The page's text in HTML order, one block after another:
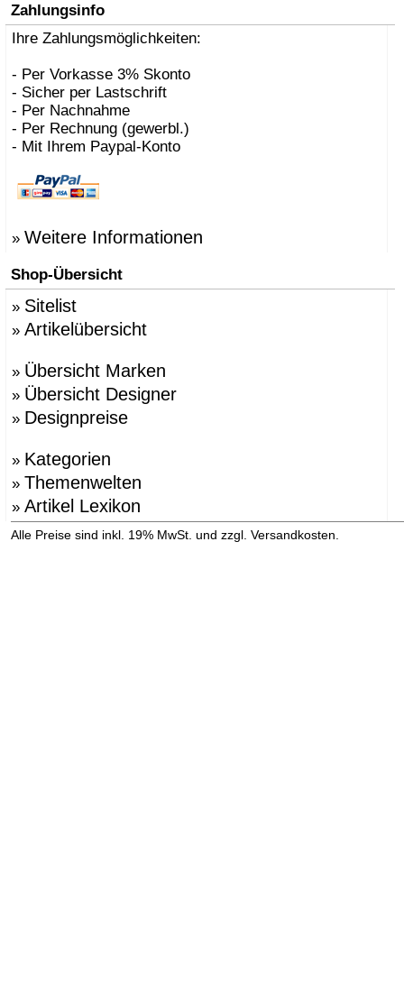
Zahlungsinfo
Ihre Zahlungsmöglichkeiten:
- Per Vorkasse 3% Skonto
- Sicher per Lastschrift
- Per Nachnahme
- Per Rechnung (gewerbl.)
- Mit Ihrem Paypal-Konto
» Weitere Informationen
Shop-Übersicht
» Sitelist
» Artikelübersicht
» Übersicht Marken
» Übersicht Designer
» Designpreise
» Kategorien
» Themenwelten
» Artikel Lexikon
Alle Preise sind inkl. 19% MwSt. und zzgl. Versandkosten.